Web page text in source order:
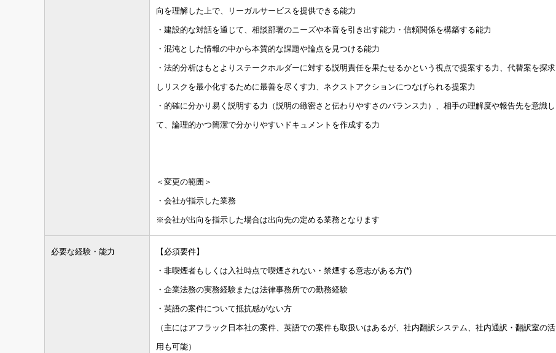
向を理解した上で、リーガルサービスを提供できる能力
・建設的な対話を通じて、相談部署のニーズや本音を引き出す能力・信頼関係を構築する能力
・混沌とした情報の中から本質的な課題や論点を見つける能力
・法的分析はもとよりステークホルダーに対する説明責任を果たせるかという視点で提案する力、代替案を探求
しリスクを最小化するために最善を尽くす力、ネクストアクションにつなげられる提案力
・的確に分かり易く説明する力（説明の緻密さと伝わりやすさのバランス力）、相手の理解度や報告先を意識し
て、論理的かつ簡潔で分かりやすいドキュメントを作成する力
＜変更の範囲＞
・会社が指示した業務
※会社が出向を指示した場合は出向先の定める業務となります
必要な経験・能力 【必須要件】
・非喫煙者もしくは入社時点で喫煙されない・禁煙する意志がある方(*)
・企業法務の実務経験または法律事務所での勤務経験
・英語の案件について抵抗感がない方
（主にはアフラック日本社の案件、英語での案件も取扱いはあるが、社内翻訳システム、社内通訳・翻訳室の活
用も可能）